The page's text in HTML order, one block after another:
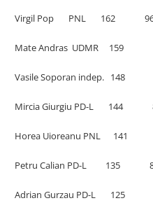
Virgil Pop PNL 162
Mate Andras UDMR 159
Vasile Soporan indep. 148
Mircia Giurgiu PD-L 144
Horea Uioreanu PNL 141
Petru Calian PD-L 135
Adrian Gurzau PD-L 125